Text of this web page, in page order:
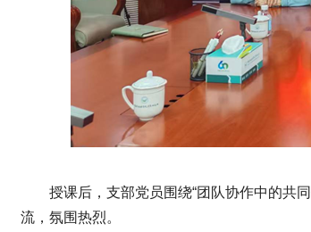
授课后，支部党员围绕“团队协作中的共
流，氛围热烈。